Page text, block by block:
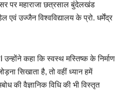
पर महाराजा छत्रसाल बुंदेलखंड
एवं उज्जैन विश्वविद्यालय के प्रो. धर्मेंद्र
उन्होंने कहा कि स्वस्थ मस्तिष्क के निर्माण
सिखाता है, तो वहीं ध्यान हमें
की वैज्ञानिक विधि की भी विस्तृत